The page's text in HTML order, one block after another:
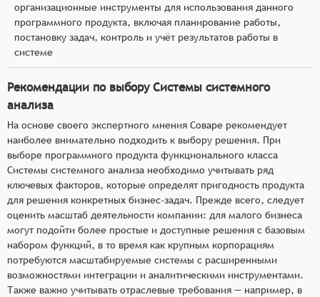
организационные инструменты для использования данного
программного продукта, включая планирование работы,
постановку задач, контроль и учёт результатов работы в
системе
Рекомендации по выбору Системы системного
анализа
На основе своего экспертного мнения Соваре рекомендует
наиболее внимательно подходить к выбору решения. При
выборе программного продукта функционального класса
Системы системного анализа необходимо учитывать ряд
ключевых факторов, которые определят пригодность продукта
для решения конкретных бизнес-задач. Прежде всего, следует
оценить масштаб деятельности компании: для малого бизнеса
могут подойти более простые и доступные решения с базовым
набором функций, в то время как крупным корпорациям
потребуются масштабируемые системы с расширенными
возможностями интеграции и аналитическими инструментами.
Также важно учитывать отраслевые требования — например, в